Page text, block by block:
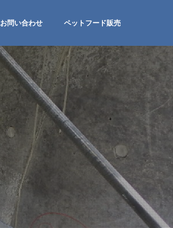
お問い合わせ ペットフード販売